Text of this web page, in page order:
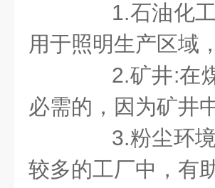
1.石油化工
用于照明生产区域
2.矿井:在煤
必需的，因为矿井
3.粉尘环境:
较多的工厂中，有